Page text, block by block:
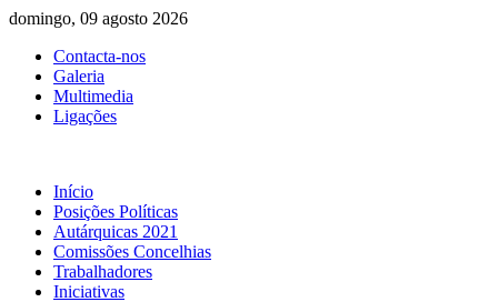
domingo, 09 agosto 2026
Contacta-nos
Galeria
Multimedia
Ligações
Início
Posições Políticas
Autárquicas 2021
Comissões Concelhias
Trabalhadores
Iniciativas